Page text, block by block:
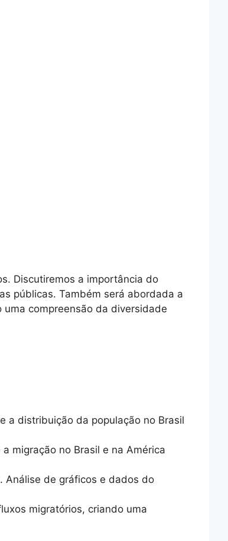
Discutiremos a importância do
públicas. Também será abordada a
compreensão da diversidade
a distribuição da população no Brasil
migração no Brasil e na América
Análise de gráficos e dados do
migratórios, criando uma